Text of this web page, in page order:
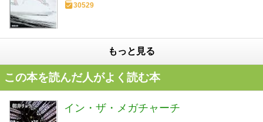
30529
もっと見る
この本を読んだ人がよく読む本
イン・ザ・メガチャーチ